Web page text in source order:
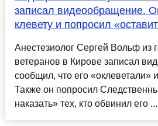
записал видеообращение.
клевету и попросил
Анестезиолог Сергей Вольф из
ветеранов в Кирове записал
сообщил, что его «оклеветали»
Также он попросил
наказать» тех, кто обвинил его ...